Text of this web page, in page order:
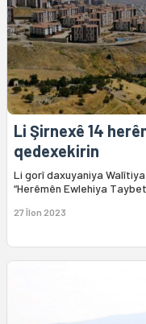
Li Şirnexê 14
qedexekirin
Li gorî daxuyaniya
“Herêmên Ewlehiya
27 Îlon 2023